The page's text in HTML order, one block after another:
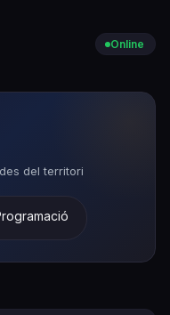
Online
del territori